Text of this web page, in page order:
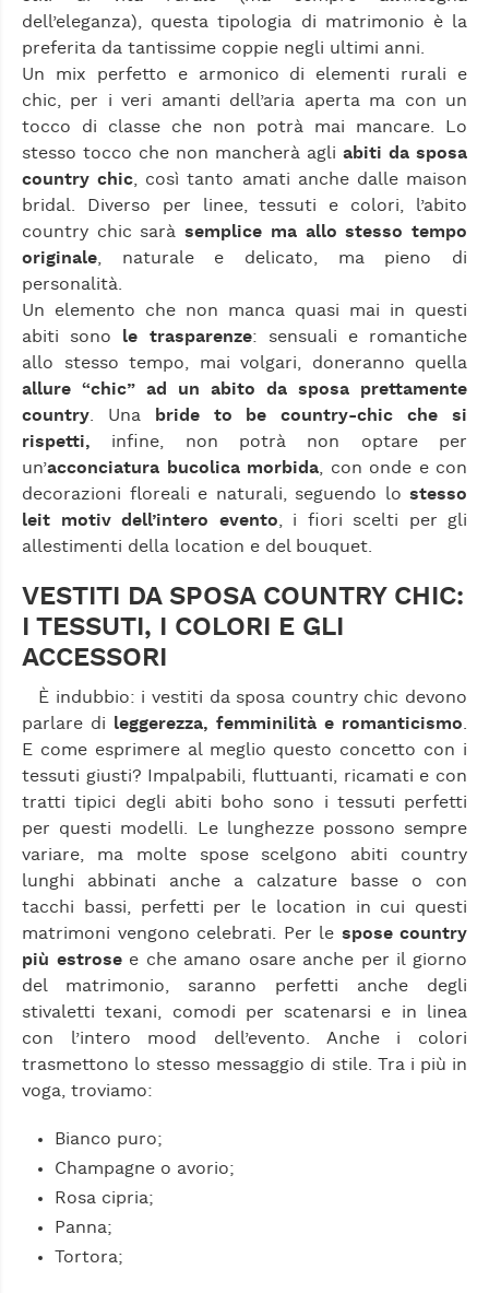
dell’eleganza), questa tipologia di matrimonio è la
preferita da tantissime coppie negli ultimi anni.
Un mix perfetto e armonico di elementi rurali e
chic, per i veri amanti dell’aria aperta ma con un
tocco di classe che non potrà mai mancare. Lo
stesso tocco che non mancherà agli abiti da sposa
country chic , così tanto amati anche dalle maison
bridal. Diverso per linee, tessuti e colori, l’abito
country chic saràsemplice ma allo stesso tempo
originale , naturale e delicato, ma pieno di
personalità.
Un elemento che non manca quasi mai in questi
abiti sono le trasparenze: sensuali e romantiche
allo stesso tempo, mai volgari, doneranno quella
allure “chic” ad un abito da sposa prettamente
country . Una
bride to be country-chic che si
rispetti, infine, non potrà non optare per
un’acconciatura bucolica morbida , con onde e con
decorazioni floreali e naturali, seguendo lo stesso
leit motiv dell’intero evento , i fiori scelti per gli
allestimenti della location e del bouquet.
VESTITI DA SPOSA COUNTRY CHIC:
I TESSUTI, I COLORI E GLI
ACCESSORI
È indubbio: i vestiti da sposa country chic devono
parlare di leggerezza, femminilità e romanticismo
E come esprimere al meglio questo concetto con i
tessuti giusti? Impalpabili, fluttuanti, ricamati e con
tratti tipici degli abiti boho sono i tessuti perfetti
per questi modelli. Le lunghezze possono sempre
variare, ma molte spose scelgono abiti country
lunghi abbinati anche a calzature basse o con
tacchi bassi, perfetti per le location in cui questi
matrimoni vengono celebrati. Per le spose country
più estrosee che amano osare anche per il giorno
del matrimonio, saranno perfetti anche degli
stivaletti texani, comodi per scatenarsi e in linea
con l’intero mood dell’evento. Anche i colori
trasmettono lo stesso messaggio di stile. Tra i più in
voga, troviamo:
Bianco puro;
Champagne o avorio;
Rosa cipria;
Panna;
Tortora;